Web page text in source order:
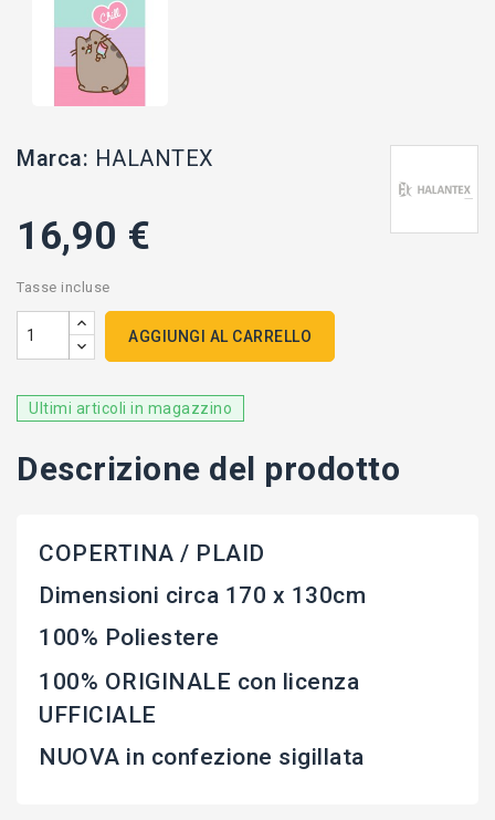
Marca: HALANTEX
16,90 €
Tasse incluse
AGGIUNGI AL CARRELLO
Ultimi articoli in magazzino
Descrizione del prodotto
COPERTINA / PLAID
Dimensioni circa 170 x 130cm
100% Poliestere
100% ORIGINALE con licenza
UFFICIALE
NUOVA in confezione sigillata